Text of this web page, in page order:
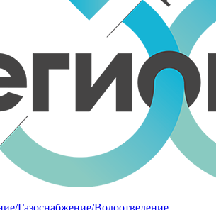
Газоснабжение/Водоотведение